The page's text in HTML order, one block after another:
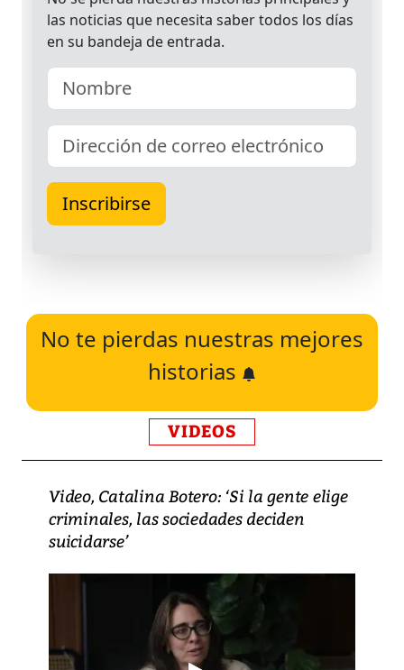
No te pierdas nuestras mejores
historias
VIDEOS
Video, Catalina Botero: ‘Si la gente elige
criminales, las sociedades deciden
suicidarse’